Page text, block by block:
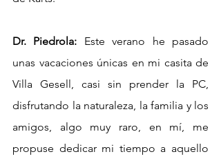
Dr. Piedrola: Este verano he pasado
unas vacaciones únicas en mi casita de
Villa Gesell, casi sin prender la PC,
disfrutando la naturaleza, la familia y los
amigos, algo muy raro, en mí, me
propuse dedicar mi tiempo a aquello